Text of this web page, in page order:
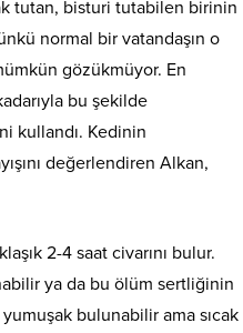
tutan, bisturi tutabilen birinin
normal bir vatandaşın o
gözükmüyor. En
bu şekilde
kullandı. Kedinin
değerlendiren Alkan,
2-4 saat civarını bulur.
ya da bu ölüm sertliğinin
bulunabilir ama sıcak